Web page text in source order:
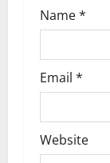
Name*
Email *
Website